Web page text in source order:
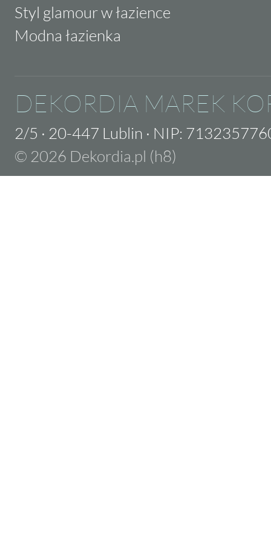
Styl glamour w łazience
Modna łazienka
DEKORDIA MAREK
2/5 · 20-447 Lublin · NIP:
© 2026 Dekordia.pl (h8)